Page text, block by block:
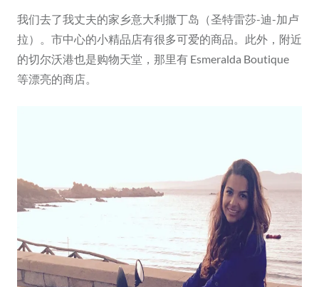
我们去了我丈夫的家乡意大利撒丁岛（圣特雷莎-迪-加卢
拉）。市中心的小精品店有很多可爱的商品。此外，附近
的切尔沃港也是购物天堂，那里有 Esmeralda Boutique
等漂亮的商店。